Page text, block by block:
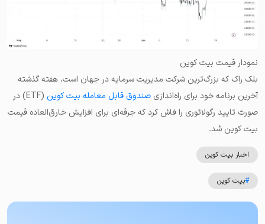
نمودار قیمت بیت کوین
بلک راک که بزرگ‌ترین شرکت مدیریت سرمایه در جهان است، هفته گذشته
آخرین برنامه خود برای راه‌اندازی صندوق قابل معامله بیت کوین
(ETF) در
صورت تایید رگولاتوری را فاش کرد که جرقه‌ای برای افزایش خارق‌العاده قیمت
بیت کوین شد.
اخبار بیت کوین
#بیت کوین